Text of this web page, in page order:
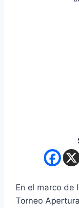
En el marco de
Torneo